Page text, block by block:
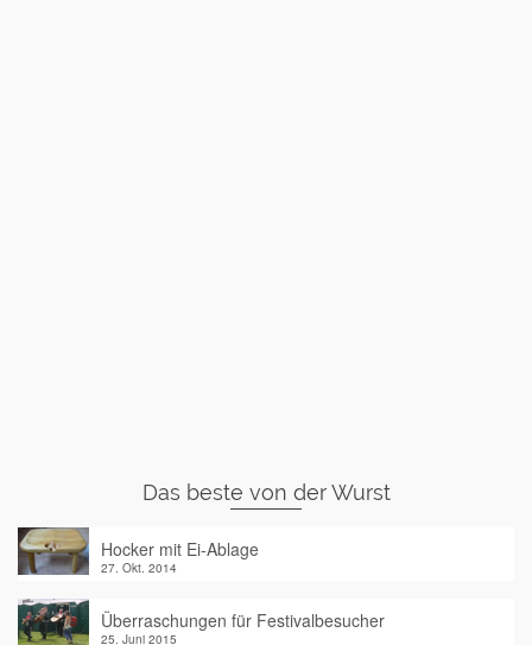
Das beste von der Wurst
Hocker mit Ei-Ablage
27. Okt. 2014
Überraschungen für Festivalbesucher
25. Juni 2015